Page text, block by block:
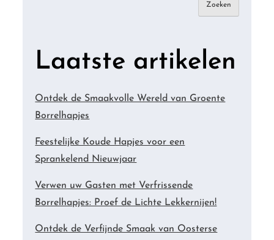
Zoeken
Laatste artikelen
Ontdek de Smaakvolle Wereld van Groente
Borrelhapjes
Feestelijke Koude Hapjes voor een
Sprankelend Nieuwjaar
Verwen uw Gasten met Verfrissende
Borrelhapjes: Proef de Lichte Lekkernijen!
Ontdek de Verfijnde Smaak van Oosterse